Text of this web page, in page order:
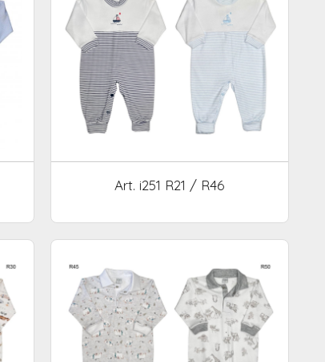
Art. i251 R21 / R46